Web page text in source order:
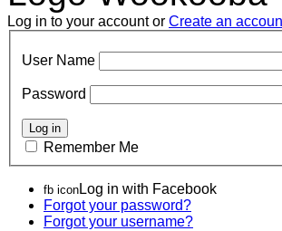
Log in to your account or Create an
User Name
Password
Remember Me
fb icon Log in with Facebook
Forgot your password?
Forgot your username?